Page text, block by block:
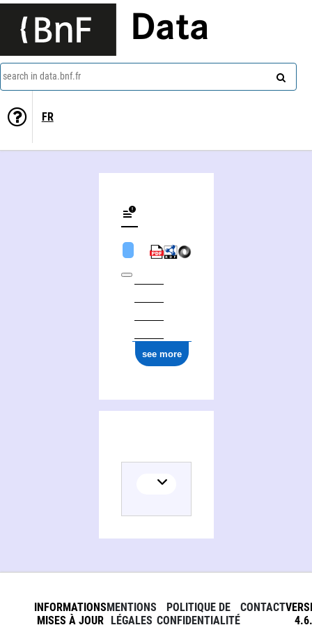
Data
search in data.bnf.fr
FR
see more
INFORMATIONS
MISES À JOUR
MENTIONS
LÉGALES
POLITIQUE DE
CONFIDENTIALITÉ
CONTACT